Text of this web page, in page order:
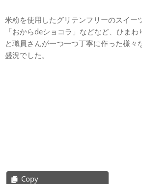
米粉を使用したグリテンフリーのスイー
「おからdeショコラ」などなど、ひま
と職員さんが一つ一つ丁寧に作った様々
盛況でした。
Copy